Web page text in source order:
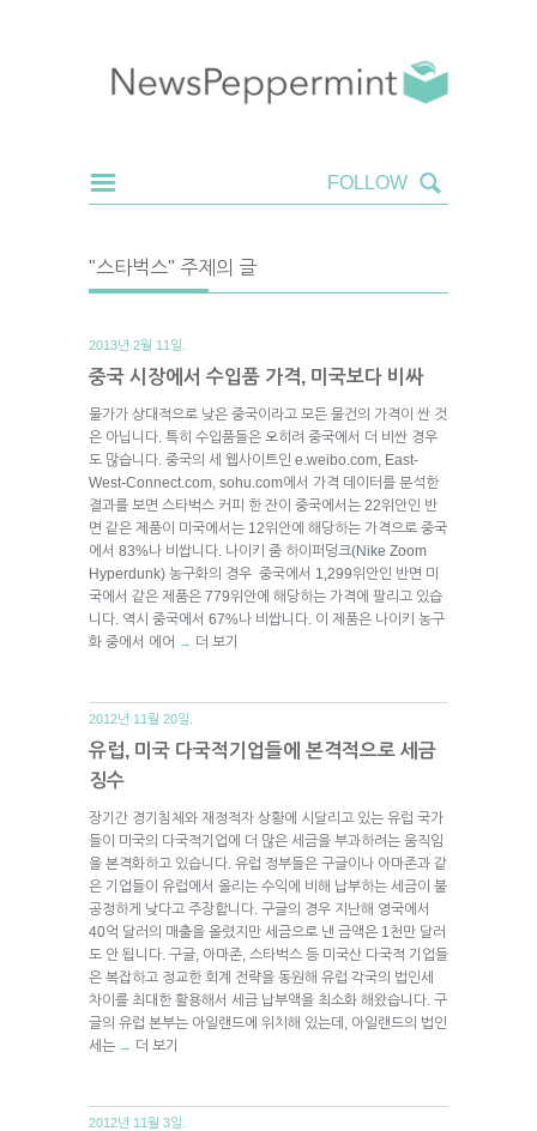
"스타벅스" 주제의 글
2013년 2월 11일.
중국 시장에서 수입품 가격, 미국보다 비싸
물가가 상대적으로 낮은 중국이라고 모든 물건의 가격이 싼 것
은 아닙니다. 특히 수입품들은 오히려 중국에서 더 비싼 경우
도 많습니다. 중국의 세 웹사이트인 e.weibo.com, East-
West-Connect.com, sohu.com에서 가격 데이터를 분석한
결과를 보면 스타벅스 커피 한 잔이 중국에서는 22위안인 반
면 같은 제품이 미국에서는 12위안에 해당하는 가격으로 중국
에서 83%나 비쌉니다. 나이키 줌 하이퍼덩크(Nike Zoom
Hyperdunk) 농구화의 경우 중국에서 1,299위안인 반면 미
국에서 같은 제품은 779위안에 해당하는 가격에 팔리고 있습
니다. 역시 중국에서 67%나 비쌉니다. 이 제품은 나이키 농구
화 중에서 에어 → 더 보기
2012년 11월 20일.
유럽, 미국 다국적기업들에 본격적으로 세금
징수
장기간 경기침체와 재정적자 상황에 시달리고 있는 유럽 국가
들이 미국의 다국적기업에 더 많은 세금을 부과하려는 움직임
을 본격화하고 있습니다. 유럽 정부들은 구글이나 아마존과 같
은 기업들이 유럽에서 올리는 수익에 비해 납부하는 세금이 불
공정하게 낮다고 주장합니다. 구글의 경우 지난해 영국에서
40억 달러의 매출을 올렸지만 세금으로 낸 금액은 1천만 달러
도 안 됩니다. 구글, 아마존, 스타벅스 등 미국산 다국적 기업들
은 복잡하고 정교한 회계 전략을 동원해 유럽 각국의 법인세
차이를 최대한 활용해서 세금 납부액을 최소화 해왔습니다. 구
글의 유럽 본부는 아일랜드에 위치해 있는데, 아일랜드의 법인
세는 → 더 보기
2012년 11월 3일.